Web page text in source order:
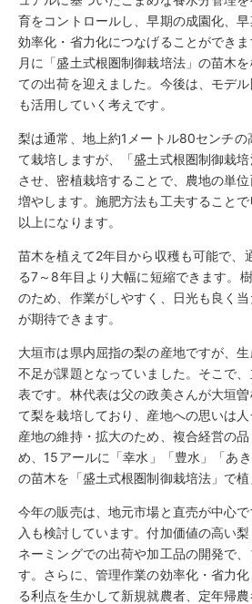
育をコントロールし、早期の成園化、
効率化・省力化につなげることができ
月に「盛土式根圏制御栽培法」の苗木
ての出荷を迎えました。今後は、モデ
も活用していく考えです。
梨は通常、地上約1メートル80センチの
て栽培しますが、「盛土式根圏制御栽
させ、密植栽培することで、農地の単
増やします。施肥方法も工夫すること
以上になります。
苗木を植えて2年目から収穫も可能で、
る7～8年目より大幅に短縮できます。
のため、作業がしやすく、日光も良く
が期待できます。
大垣市は県内屈指の梨の産地ですが、
不足が課題となっていました。そこで
表です。林代表は父の政美さんが大垣
て梨を栽培しており、産地への思いは人
産地の維持・拡大のため、複合経営の
め、15アールに「幸水」「豊水」「あ
の苗木を「盛土式根圏制御栽培法」で植
今年の販売は、地元市場と直売が中心
入も検討しています。付加価値の高い
ネーミングでの出荷や加工品の開発で
す。さらに、管理作業の効率化・省力
る利点を生かして新規就農者、定年帰